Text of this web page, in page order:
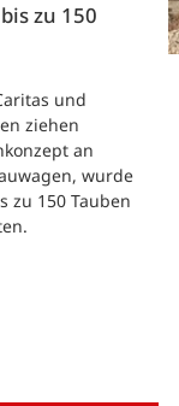
zu 150
und
ziehen
an
wurde
zu 150 Tauben